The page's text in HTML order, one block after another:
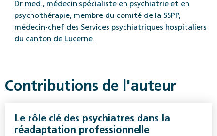
Dr med., médecin spécialiste en psychiatrie et en
psychothérapie, membre du comité de la SSPP,
médecin-chef des Services psychiatriques hospitaliers
du canton de Lucerne.
Contributions de l'auteur
Le rôle clé des psychiatres dans la
réadaptation professionnelle